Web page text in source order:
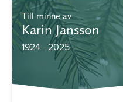
Till minne av
Karin Jansson
1924 - 2025